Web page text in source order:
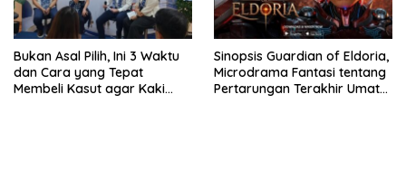
Bukan Asal Pilih, Ini 3 Waktu
dan Cara yang Tepat
Membeli Kasut agar Kaki
Sinopsis Guardian of Eldoria,
Microdrama Fantasi tentang
Pertarungan Terakhir Umat